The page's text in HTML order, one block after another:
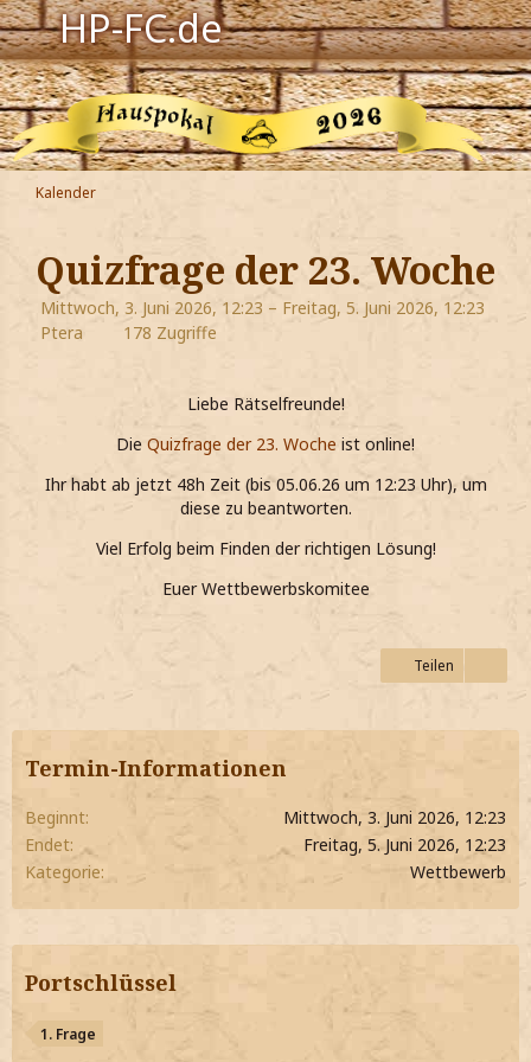
HP-FC.de
Navigation
Harry Potter
Der HP-FC
Hogwarts
Zauberwelt
Willkommen
Jetzt Fanclub-Mitglied werden!
Kalender
Quizfrage der 23. Woche
Mittwoch, 3. Juni 2026, 12:23 – Freitag, 5. Juni 2026, 12:23
Ptera
178 Zugriffe
Liebe Rätselfreunde!
Die Quizfrage der 23. Woche ist online!
Ihr habt ab jetzt 48h Zeit (bis 05.06.26 um 12:23 Uhr), um
diese zu beantworten.
Viel Erfolg beim Finden der richtigen Lösung!
Euer Wettbewerbskomitee
Teilen
Termin-Informationen
Beginnt
Mittwoch, 3. Juni 2026, 12:23
Endet
Freitag, 5. Juni 2026, 12:23
Kategorie
Wettbewerb
Portschlüssel
1. Frage